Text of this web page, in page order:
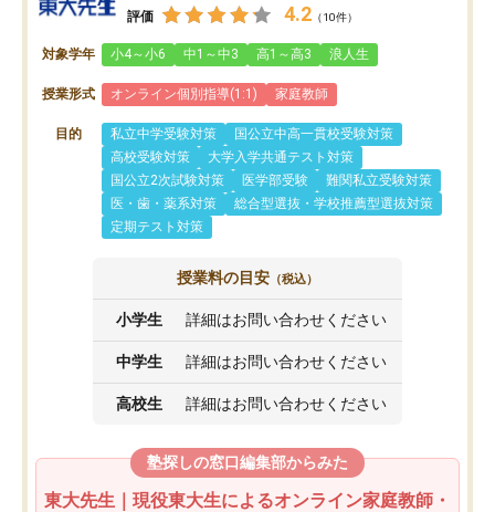
評価 4.2 （10件）
対象学年 小4～小6 中1～中3 高1～高3 浪人生
授業形式 オンライン個別指導(1:1) 家庭教師
目的 私立中学受験対策
国公立中高一貫校受験対策
高校受験対策
大学入学共通テスト対策
国公立2次試験対策
医学部受験
難関私立受験対策
医・歯・薬系対策
総合型選抜・学校推薦型選抜対策
定期テスト対策
授業料の目安 （税込）
小学生 詳細はお問い合わせください
中学生 詳細はお問い合わせください
高校生 詳細はお問い合わせください
塾探しの窓口編集部からみた
東大先生｜現役東大生によるオンライン家庭教師・